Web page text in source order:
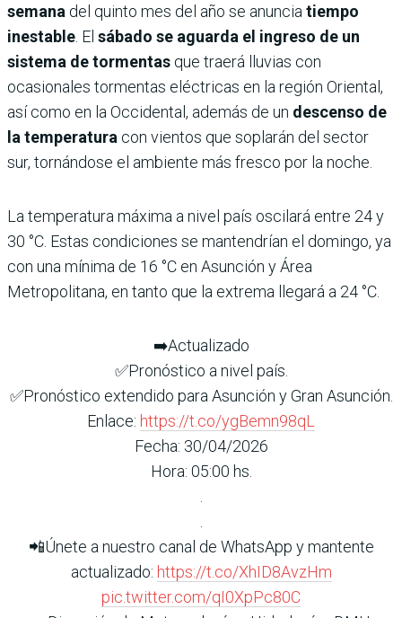
semana del quinto mes del año se anuncia tiempo
inestable . El sábado se aguarda el ingreso de un
sistema de tormentas que traerá lluvias con
ocasionales tormentas eléctricas en la región Oriental,
así como en la Occidental, además de un descenso de
la temperatura con vientos que soplarán del sector
sur, tornándose el ambiente más fresco por la noche.
La temperatura máxima a nivel país oscilará entre 24 y
30 °C. Estas condiciones se mantendrían el domingo, ya
con una mínima de 16 °C en Asunción y Área
Metropolitana, en tanto que la extrema llegará a 24 °C.
➡️Actualizado
✅Pronóstico a nivel país.
✅Pronóstico extendido para Asunción y Gran Asunción.
Enlace: https://t.co/ygBemn98qL
Fecha: 30/04/2026
Hora: 05:00 hs.
📲Únete a nuestro canal de WhatsApp y mantente
actualizado: https://t.co/XhID8AvzHm
pic.twitter.com/qI0XpPc80C